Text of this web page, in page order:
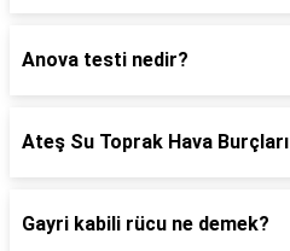
Anova testi nedir?
Ateş Su Toprak Hava Burçları
Gayri kabili rücu ne demek?